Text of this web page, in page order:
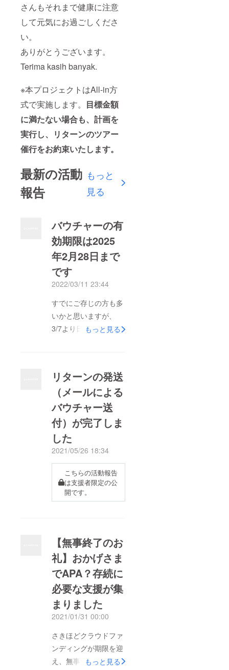
さんもそれまで健康に注意
して元気にお過ごしくださ
い。
ありがとうございます。
Terima kasih banyak.
※本プロジェクトはAll-in方
式で実施します。 目標金額
に満たない場合も、計画を
実行し、リターンのツアー
催行をお約束いたします。
最新の活動
報告
もっと
見る
バウチャーの有
効期限は2025
年2月28日まで
です
2022/03/11 23:44
すでにご存じの方も多
いかと思いますが、
3/7より日本からバリ
得）が再開され、強制
隔離なしとなっていま
す。クラウドファン
ディングにご参加いた
だいた皆さまには、既
にメールでお知らせい
たしましたが、本クラ
ウドファウンディング
のバウチャーの有効期
限起算日を2022年3月
させていただきます。
有効期限満了前にはバ
ウチャー未使用の皆様
に期限延長のご希望の
有無を再確認させてい
ただき、ご希望の方に
承る予定です。バウ
チャーのご利用に関し
ては、返礼メールに記
もっと見る
リターンの発送
（メールによる
バウチャー送
付）が完了しま
した
2021/05/26 18:34
こちらの活動報告
は支援者限定の公
開です。
【無事終了のお
礼】おかげさま
でAPA？存続に
必要な支援が集
まりました
2021/01/31 00:00
さきほどクラウドファ
ンディングが期限を迎
え、無事終了しまし
もっと見る